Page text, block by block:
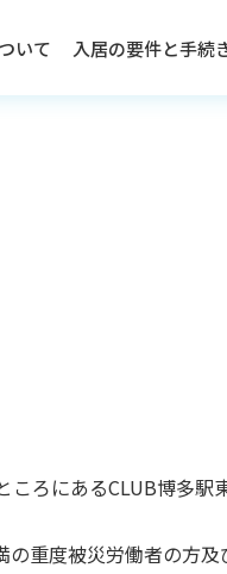
いて 入居の要件と手続
ろにあるCLUB博多駅
重度被災労働者の方